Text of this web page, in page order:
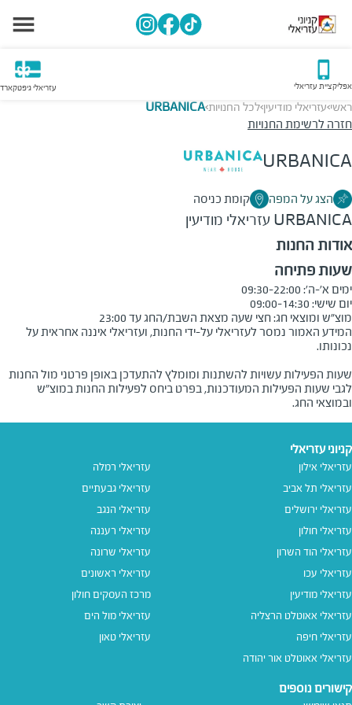
אפליקציית עזריאלי עזריאלי גיפטקארד
ראשי>עזריאלי מודיעין>לכל החנויות>
URBANICA
חזרה לרשימת החנויות
URBANICA
הצג על המפה קומת כניסה
URBANICA עזריאלי מודיעין
אודות החנות
שעות פתיחה
מוצ"ש ומוצאי חג: חצי שעה מצאת השבת/החג עד 23:00
המידע האמור נמסר לעזריאלי על-ידי החנות, ועזריאלי איננה אחראית על
שעות הפעילות עשויות להשתנות ומומלץ להתעדכן באופן פרטני מול החנות
לגבי שעות הפעילות המעודכנות, בפרט ביחס לפעילות החנות במוצ"ש
ובמוצאי החג.
קניוני עזריאלי
עזריאלי אילון
עזריאלי תל אביב
עזריאלי ירושלים
עזריאלי חולון
עזריאלי הוד השרון
עזריאלי עכו
עזריאלי מודיעין
עזריאלי אאוטלט הרצליה
עזריאלי חיפה
עזריאלי אאוטלט אור יהודה
עזריאלי רמלה
עזריאלי גבעתיים
עזריאלי הנגב
עזריאלי רעננה
עזריאלי שרונה
עזריאלי ראשונים
מרכז העסקים חולון
עזריאלי מול הים
עזריאלי טאון
קישורים נוספים